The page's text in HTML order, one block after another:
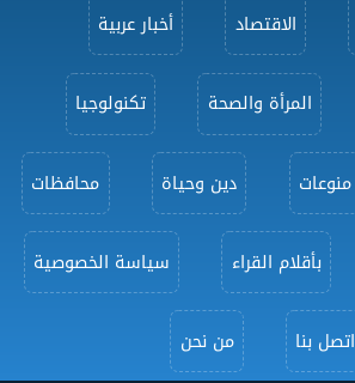
الاقتصاد أخبار عربية
المرأة والصحة تكنولوجيا
منوعات دين وحياة محافظات
بأقلام القراء سياسة الخصوصية
اتصل بنا من نحن